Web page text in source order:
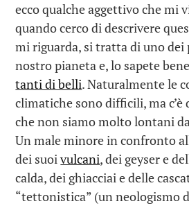
ecco qualche aggettivo che mi
quando cerco di descrivere
mi riguarda, si tratta di uno
nostro pianeta e, lo sapete
tanti di belli. Naturalmente le
climatiche sono difficili, ma
che non siamo molto lontani
Un male minore in confronto
dei suoivulcani, dei geyser e
calda, dei ghiacciai e delle
“tettonistica” (un neologismo